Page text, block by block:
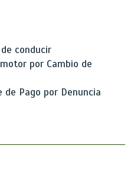
conducir
por Cambio de
de Pago por Denuncia